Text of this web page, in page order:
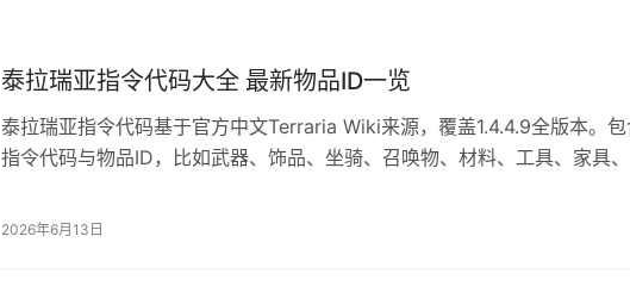
泰拉瑞亚指令代码大全 最新物品ID一览
泰拉瑞亚指令代码基于官方中文Terraria Wiki来源，覆盖1.4.4.9全版本。
指令代码与物品ID，比如武器、饰品、坐骑、召唤物、材料、工具、家具
用。 使用说明 指令权限：仅房主 / 管理员可使用指令，多人模式下需先通
2026年6月13日